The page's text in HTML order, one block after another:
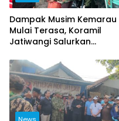
Dampak Musim Kemarau
Mulai Terasa, Koramil
Jatiwangi Salurkan
Warga Desa Loji